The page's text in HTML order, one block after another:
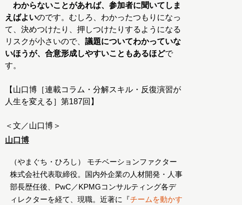
わからないことがあれば、参加者に聞いてしま
えばよいのです。むしろ、わかったつもりになっ
て、決めつけたり、押しつけたりするようになる
リスクが小さいので、 議題についてわかっていな
いほうが、合意形成しやすいこともあるほどで
す。
【山口博［連載コラム・分解スキル・反復演習が
人生を変える］第187回】
＜文／山口博＞
山口博
（やまぐち・ひろし） モチベーションファクター
株式会社代表取締役。国内外企業の人材開発・人事
部長歴任後、PwC／KPMGコンサルティング各デ
ィレクターを経て、現職。近著に『チームを動かす